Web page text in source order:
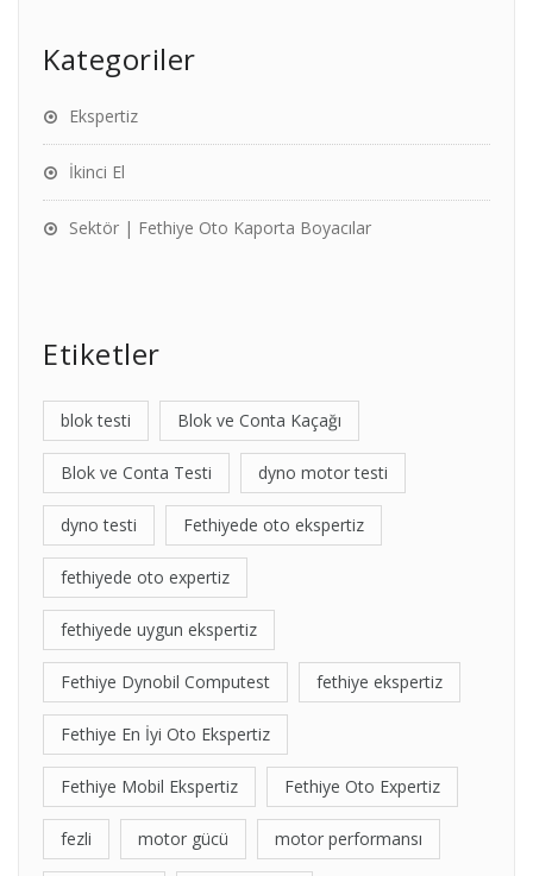
Kategoriler
Ekspertiz
İkinci El
Sektör | Fethiye Oto Kaporta Boyacılar
Etiketler
blok testi Blok ve Conta Kaçağı
Blok ve Conta Testi dyno motor testi
dyno testi Fethiyede oto ekspertiz
fethiyede oto expertiz
fethiyede uygun ekspertiz
Fethiye Dynobil Computest fethiye ekspertiz
Fethiye En İyi Oto Ekspertiz
Fethiye Mobil Ekspertiz Fethiye Oto Expertiz
fezli motor gücü motor performansı